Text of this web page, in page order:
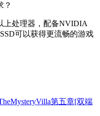
？
上处理器，配备NVIDIA
可以获得更流畅的游戏
第五章[双端